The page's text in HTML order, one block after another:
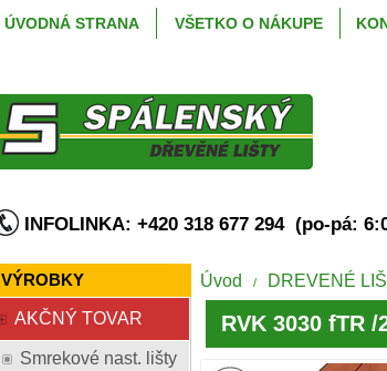
ÚVODNÁ STRANA VŠETKO O NÁKUPE
INFOLINKA: +420 318 677 294 (po-
VÝROBKY
AKČNÝ TOVAR
Smrekové nast. lišty
Úvod / DREVENÉ
RVK 3030 fTR /